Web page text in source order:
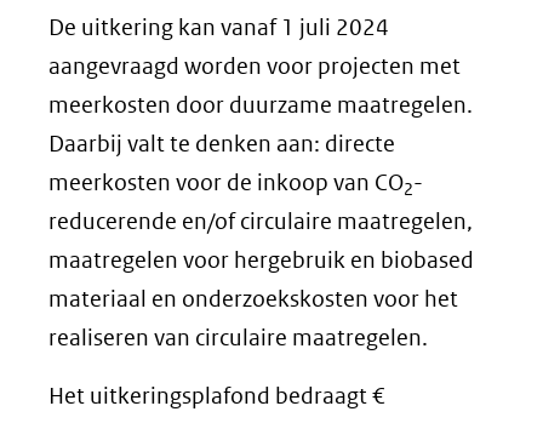
De uitkering kan vanaf 1 juli 2024
aangevraagd worden voor projecten met
meerkosten door duurzame maatregelen.
Daarbij valt te denken aan: directe
meerkosten voor de inkoop van CO2-
reducerende en/of circulaire maatregelen,
maatregelen voor hergebruik en biobased
materiaal en onderzoekskosten voor het
realiseren van circulaire maatregelen.
Het uitkeringsplafond bedraagt €